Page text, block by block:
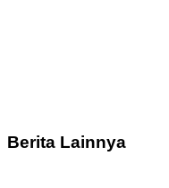
Berita Lainnya